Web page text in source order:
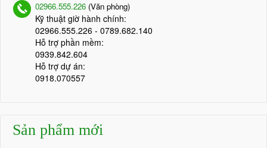
02966.555.226 (Văn phòng)
Kỹ thuật giờ hành chính:
02966.555.226 - 0789.682.140
Hỗ trợ phần mềm:
0939.842.604
Hỗ trợ dự án:
0918.070557
Sản phẩm mới